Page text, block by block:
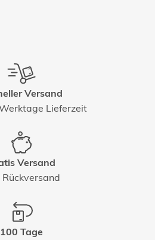
Versand
Lieferzeit
Versand
Rückversand
100 Tage